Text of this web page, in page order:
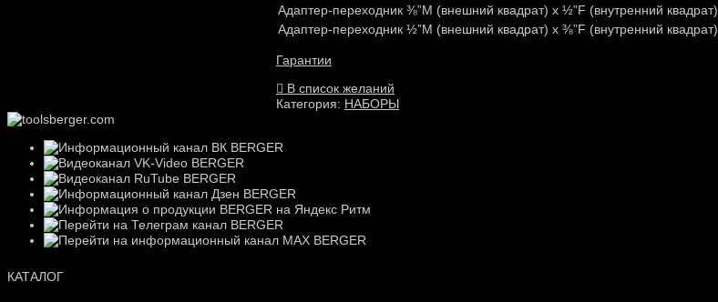
Адаптер-переходник ⅜”M (внешний квадрат) х ½”F (внутренний квадрат)
Адаптер-переходник ½”M (внешний квадрат) х ⅜”F (внутренний квадрат)
Гарантии
В список желаний
Категория: НАБОРЫ
КАТАЛОГ